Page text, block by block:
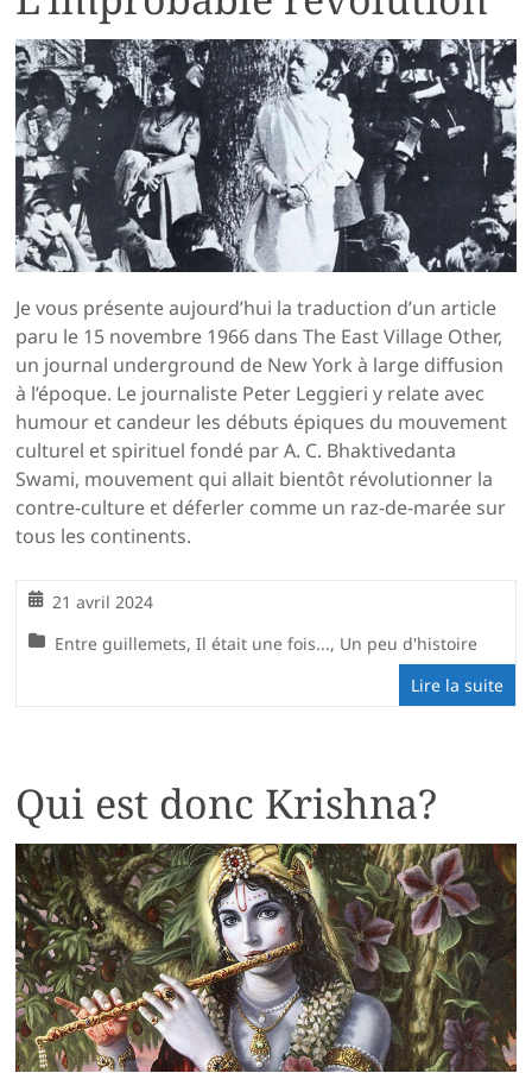
Je vous présente aujourd’hui la traduction d’un article
paru le 15 novembre 1966 dans The East Village Other,
un journal underground de New York à large diffusion
à l’époque. Le journaliste Peter Leggieri y relate avec
humour et candeur les débuts épiques du mouvement
culturel et spirituel fondé par A. C. Bhaktivedanta
Swami, mouvement qui allait bientôt révolutionner la
contre-culture et déferler comme un raz-de-marée sur
tous les continents.
21 avril 2024
Entre guillemets,Il était une fois..., Un peu d'histoire
Lire la suite
Qui est donc Krishna?